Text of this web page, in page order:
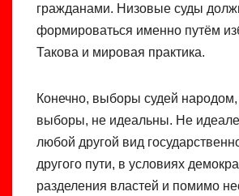
гражданами. Низовые суды
формироваться именно путём
Такова и мировая практика.
Конечно, выборы судей
выборы, не идеальны. Не
любой другой вид
другого пути, в условиях
разделения властей и помимо